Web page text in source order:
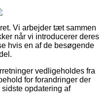
Vi arbejder tæt sammen
når vi introducerer deres
hvis en af de besøgende
vedligeholdes fra
for forandringer der
opdatering af